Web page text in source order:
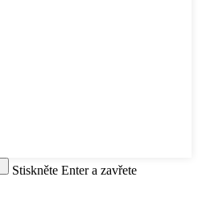
Stiskněte Enter a zavřete